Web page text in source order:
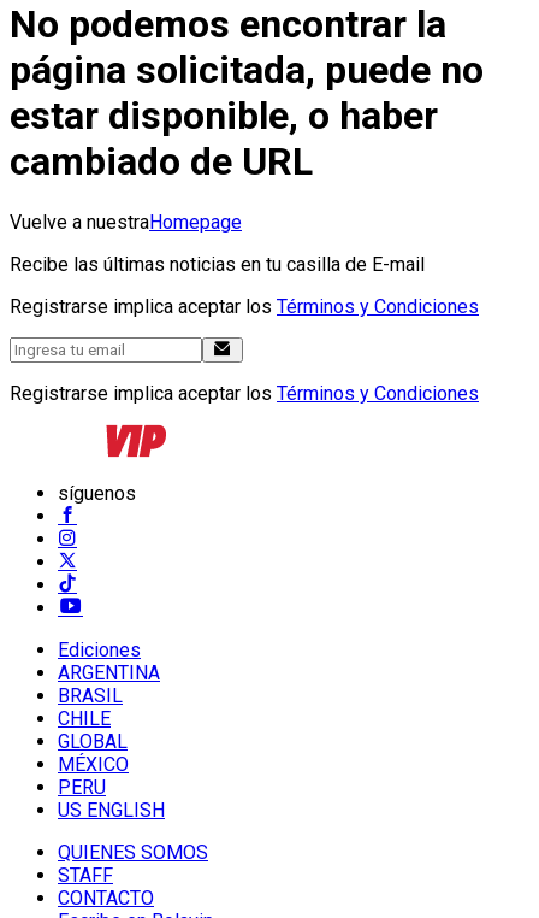
No podemos encontrar la
página solicitada, puede no
estar disponible, o haber
cambiado de URL
Vuelve a nuestraHomepage
Recibe las últimas noticias en tu casilla de E-mail
Registrarse implica aceptar los Términos y Condiciones
Registrarse implica aceptar los Términos y Condiciones
síguenos
Ediciones
ARGENTINA
BRASIL
CHILE
GLOBAL
MÉXICO
PERU
US ENGLISH
QUIENES SOMOS
STAFF
CONTACTO